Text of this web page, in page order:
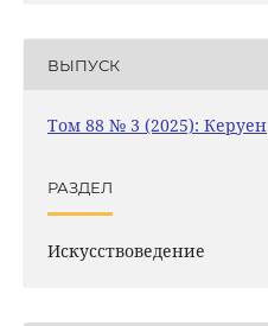
ВЫПУСК
Том 88 № 3 (2025): Керуен
РАЗДЕЛ
Искусствоведение